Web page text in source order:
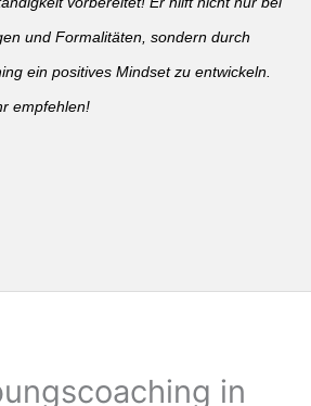
und Formalitäten, sondern durch
ein positives Mindset zu entwickeln.
empfehlen!
in